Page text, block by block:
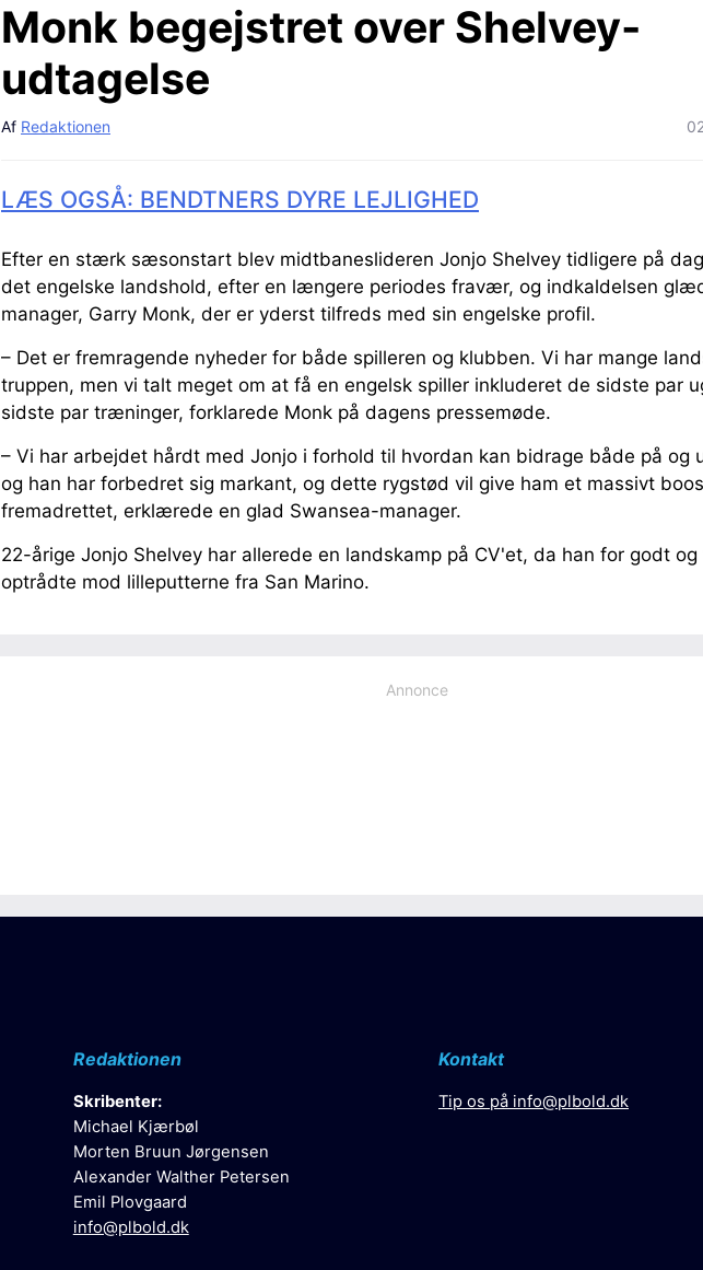
Monk begejstret over Shelvey-
udtagelse
Af Redaktionen
LÆS OGSÅ: BENDTNERS DYRE LEJLIGHED
Efter en stærk sæsonstart blev midtbaneslideren Jonjo Shelvey tidligere på
det engelske landshold, efter en længere periodes fravær, og indkaldelsen
manager, Garry Monk, der er yderst tilfreds med sin engelske profil.
– Det er fremragende nyheder for både spilleren og klubben. Vi har mange
truppen, men vi talt meget om at få en engelsk spiller inkluderet de sidste par
sidste par træninger, forklarede Monk på dagens pressemøde.
– Vi har arbejdet hårdt med Jonjo i forhold til hvordan kan bidrage både på og
og han har forbedret sig markant, og dette rygstød vil give ham et massivt
fremadrettet, erklærede en glad Swansea-manager.
22-årige Jonjo Shelvey har allerede en landskamp på CV'et, da han for godt
optrådte mod lilleputterne fra San Marino.
Annonce
Redaktionen
Skribenter:
Michael Kjærbøl
Morten Bruun Jørgensen
Alexander Walther Petersen
Emil Plovgaard
info@plbold.dk
Kontakt
Tip os på info@plbold.dk